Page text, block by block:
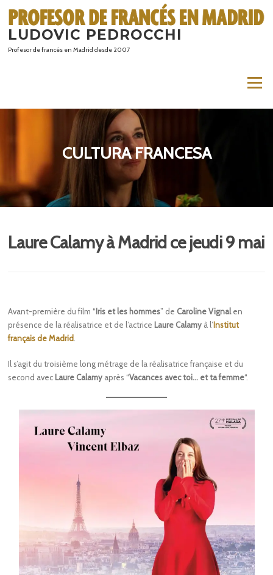
contenido
LUDOVIC PEDROCCHI
Profesor de francés en Madrid desde 2007
Menú
CULTURA FRANCESA
Laure Calamy à Madrid ce jeudi 9 mai
Avant-première du film “Iris et les hommes” de Caroline Vignalen
présence de la réalisatrice et de l’actrice Laure Calamy à l’Institut
français de Madrid.
Il s’agit du troisième long métrage de la réalisatrice française et du
second avec Laure Calamy après “Vacances avec toi… et ta femme“.